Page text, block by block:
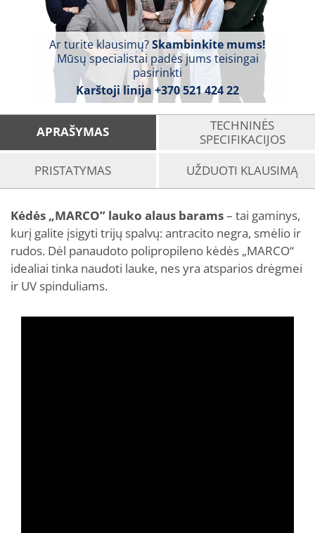
Ar turite klausimų?Skambinkite mums!
Mūsų specialistai padės jums teisingai
pasirinkti
Karštoji linija +370 521 424 22
APRAŠYMAS
TECHNINĖS
SPECIFIKACIJOS
PRISTATYMAS
UŽDUOTI KLAUSIMĄ
Kėdės „MARCO” lauko alaus barams– tai gaminys,
kurį galite įsigyti trijų spalvų: antracito negra, smėlio ir
rudos. Dėl panaudoto polipropileno kėdės „MARCO“
idealiai tinka naudoti lauke, nes yra atsparios drėgmei
ir UV spinduliams.